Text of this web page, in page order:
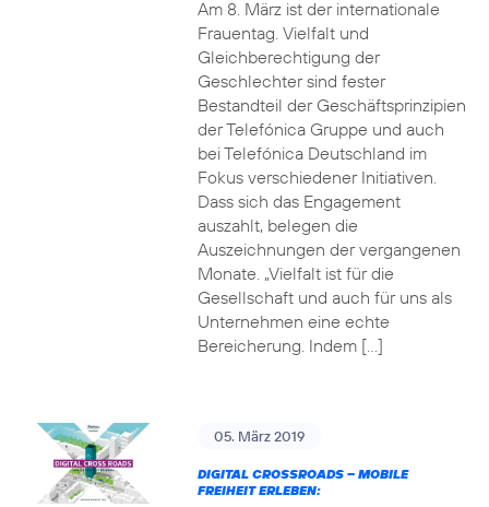
Am 8. März ist der internationale
Frauentag. Vielfalt und
Gleichberechtigung der
Geschlechter sind fester
Bestandteil der Geschäftsprinzipien
der Telefónica Gruppe und auch
bei Telefónica Deutschland im
Fokus verschiedener Initiativen.
Dass sich das Engagement
auszahlt, belegen die
Auszeichnungen der vergangenen
Monate. „Vielfalt ist für die
Gesellschaft und auch für uns als
Unternehmen eine echte
Bereicherung. Indem […]
05. März 2019
DIGITAL CROSSROADS – MOBILE
FREIHEIT ERLEBEN: